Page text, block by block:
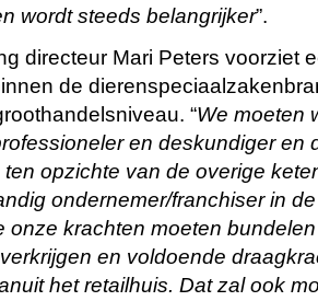
wordt steeds belangrijker”.
directeur Mari Peters voorziet
de
“We moeten
en deskundiger en
opzichte van de overige
ondernemer/franchiser in
onze krachten moeten
en voldoende
het retailhuis. Dat zal ook